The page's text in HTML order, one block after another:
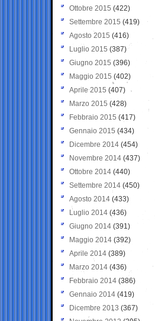
Ottobre 2015 (422)
Settembre 2015 (419)
Agosto 2015 (416)
Luglio 2015 (387)
Giugno 2015 (396)
Maggio 2015 (402)
Aprile 2015 (407)
Marzo 2015 (428)
Febbraio 2015 (417)
Gennaio 2015 (434)
Dicembre 2014 (454)
Novembre 2014 (437)
Ottobre 2014 (440)
Settembre 2014 (450)
Agosto 2014 (433)
Luglio 2014 (436)
Giugno 2014 (391)
Maggio 2014 (392)
Aprile 2014 (389)
Marzo 2014 (436)
Febbraio 2014 (386)
Gennaio 2014 (419)
Dicembre 2013 (367)